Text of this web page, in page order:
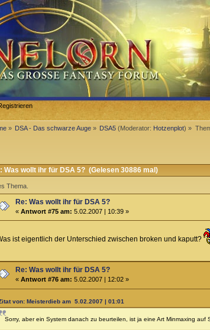
» DSA - Das schwarze Auge » DSA5 (Moderator: Hotzenplot) »
Was wollt ihr für DSA 5? (Gelesen 30886 mal)
Thema.
Re: Was wollt ihr für DSA 5?
«Antwort #75 am: 5.02.2007 | 10:39 »
ist eigentlich der Unterschied zwischen broken und kaputt?
Re: Was wollt ihr für DSA 5?
«Antwort #76 am: 5.02.2007 | 12:02 »
von: Meisterdieb am 5.02.2007 | 01:01
Sorry, aber ein System danach zu beurteilen, ist ja eine Art Minmaxing auf